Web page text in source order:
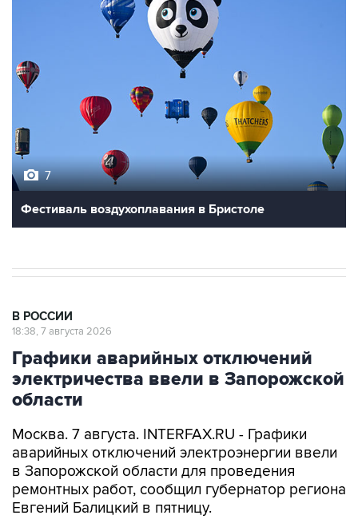
7
Фестиваль воздухоплавания в Бристоле
В РОССИИ
18:38, 7 августа 2026
Графики аварийных отключений
электричества ввели в Запорожской
области
Москва. 7 августа. INTERFAX.RU - Графики
аварийных отключений электроэнергии ввели
в Запорожской области для проведения
ремонтных работ, сообщил губернатор региона
Евгений Балицкий в пятницу.